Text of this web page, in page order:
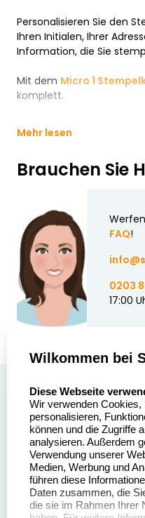
Personalisieren Sie den
Ihren Initialen, Ihrer
Information, die Sie
Mit dem Micro 1
komplett.
Mehr lesen
Brauchen Sie
FAQ!
0203
17:00
Stempelgestalten.de
Asterlager Straße 97
47228 Duisburg
Deutschland
Wilkommen bei
Diese Webseite
Wir verwenden Cookies,
personalisieren,
können und die Zugriffe
analysieren. Außerdem
Verwendung unserer
Medien, Werbung und
führen diese
Daten zusammen, die
die sie im Rahmen Ihrer